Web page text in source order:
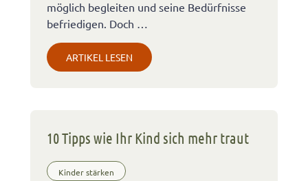
möglich begleiten und seine Bedürfnisse
befriedigen. Doch …
ARTIKEL LESEN
10 Tipps wie Ihr Kind sich mehr traut
Kinder stärken